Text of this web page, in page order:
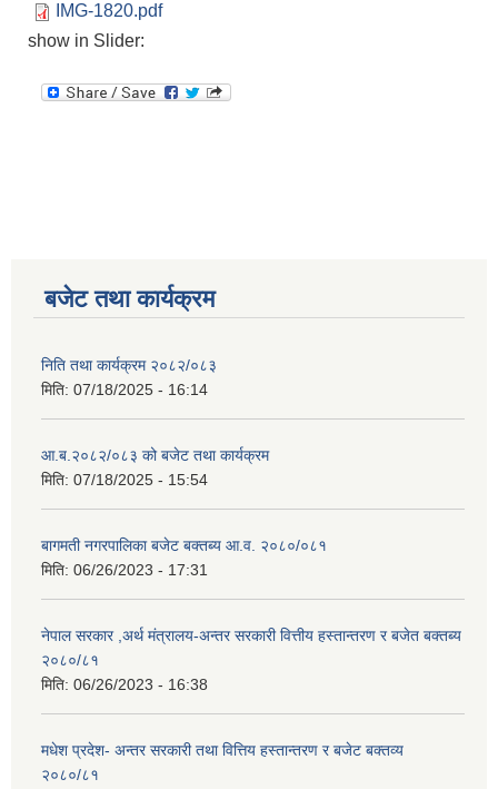
IMG-1820.pdf
show in Slider:
बजेट तथा कार्यक्रम
निति तथा कार्यक्रम २०८२/०८३
मिति: 07/18/2025 - 16:14
आ.ब.२०८२/०८३ को बजेट तथा कार्यक्रम
मिति: 07/18/2025 - 15:54
बागमती नगरपालिका बजेट बक्तब्य आ.व. २०८०/०८१
मिति: 06/26/2023 - 17:31
नेपाल सरकार ,अर्थ मंत्रालय-अन्तर सरकारी वित्तीय हस्तान्तरण र बजेत बक्तब्य
२०८०/८१
मिति: 06/26/2023 - 16:38
मधेश प्रदेश- अन्तर सरकारी तथा वित्तिय हस्तान्तरण र बजेट बक्तव्य
२०८०/८१